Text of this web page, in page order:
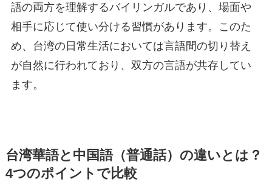
語の両方を理解するバイリンガルであり、場面や
相手に応じて使い分ける習慣があります。このた
め、台湾の日常生活においては言語間の切り替え
が自然に行われており、双方の言語が共存してい
ます。
台湾華語と中国語（普通話）の違いとは？
4つのポイントで比較